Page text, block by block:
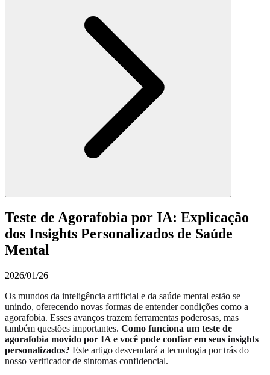
Teste de Agorafobia por IA: Explicação
dos Insights Personalizados de Saúde
Mental
2026/01/26
Os mundos da inteligência artificial e da saúde mental estão se
unindo, oferecendo novas formas de entender condições como a
agorafobia. Esses avanços trazem ferramentas poderosas, mas
também questões importantes. Como funciona um teste de
agorafobia movido por IA e você pode confiar em seus insights
personalizados? Este artigo desvendará a tecnologia por trás do
nosso verificador de sintomas confidencial.